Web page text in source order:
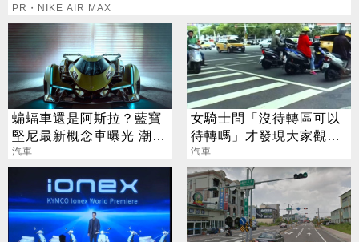
PR・NIKE AIR MAX
蝙蝠車還是阿斯拉？藍寶
堅尼最新概念車曝光 潮度
破表掀話題
汽車
女騎士問「沒待轉區可以
待轉嗎」才發現大家觀念
全錯！一張表詳解
汽車